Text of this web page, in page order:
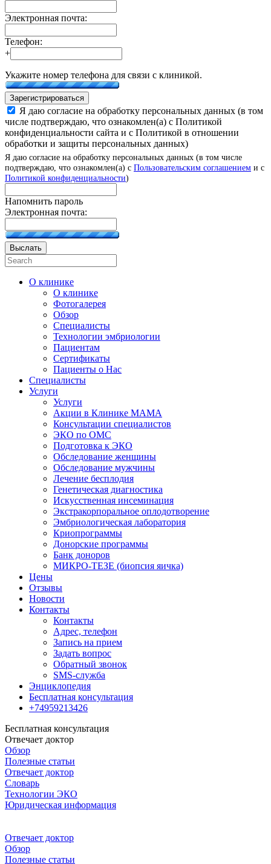
Электронная почта:
Телефон:
+
Укажите номер телефона для связи с клиникой.
Зарегистрироваться
Я даю согласие на обработку персональных данных (в том
числе подтверждаю, что ознакомлен(а) с Политикой
конфиденциальности сайта и с Политикой в отношении
обработки и защиты персональных данных)
Я даю согласие на обработку персональных данных (в том числе
подтверждаю, что ознакомлен(а) с Пользовательским соглашением и с
Политикой конфиденциальности)
Напомнить пароль
Электронная почта:
Выслать
О клинике
О клинике
Фотогалерея
Обзор
Специалисты
Технологии эмбриологии
Пациентам
Сертификаты
Пациенты о Нас
Специалисты
Услуги
Услуги
Акции в Клинике МАМА
Консультации специалистов
ЭКО по ОМС
Подготовка к ЭКО
Обследование женщины
Обследование мужчины
Лечение бесплодия
Генетическая диагностика
Искусственная инсеминация
Экстракорпоральное оплодотворение
Эмбриологическая лаборатория
Криопрограммы
Донорские программы
Банк доноров
МИКРО-ТЕЗЕ (биопсия яичка)
Цены
Отзывы
Новости
Контакты
Контакты
Адрес, телефон
Запись на прием
Задать вопрос
Обратный звонок
SMS-служба
Энциклопедия
Бесплатная консультация
+74959213426
Бесплатная консультация
Отвечает доктор
Обзор
Полезные статьи
Отвечает доктор
Словарь
Технологии ЭКО
Юридическая информация
Отвечает доктор
Обзор
Полезные статьи